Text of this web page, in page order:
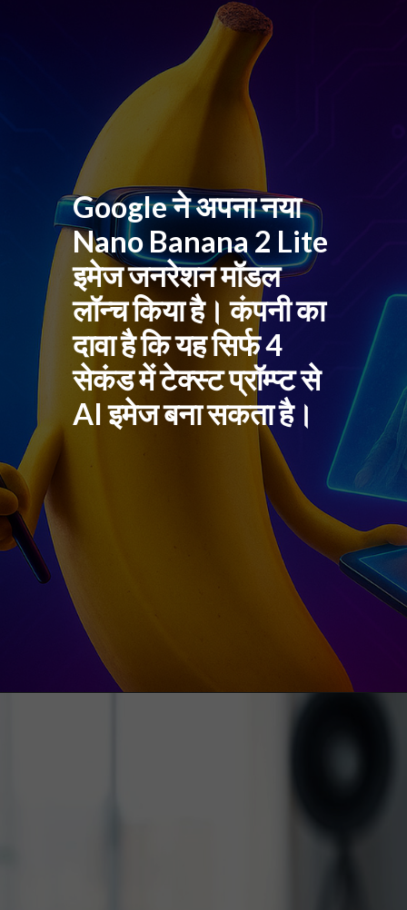
Google ने अपना नया
Nano Banana 2 Lite
इमेज जनरेशन मॉडल
लॉन्च किया है। कंपनी का
दावा है कि यह सिर्फ 4
सेकंड में टेक्स्ट प्रॉम्प्ट से
AI इमेज बना सकता है।